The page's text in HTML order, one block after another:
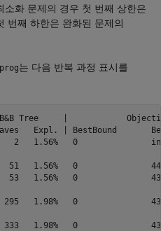
소화 문제의 경우 첫 번째 상한은
번째 하한은 완화된 문제의
는 다음 반복 과정 표시를
B&B Tree     |
Expl. | BestBound
2   1.56%   0
1.56%   0               449
1.56%   0               439
1.98%   0
1.98%   0